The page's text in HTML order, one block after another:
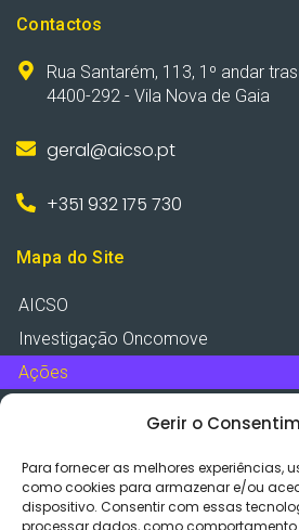
Gerir o
Para fornecer as melhores experiências,
como cookies para armazenar e/ou
dispositivo. Consentir com essas
processar dados, como
Contactos
Rua Santarém, 113, 1º andar
4400-292 - Vila Nova de Gaia
geral@aicso.pt
+351 932 175 730
Mapa do Site
AICSO
Investigação Oncomove
Ações
Contactos